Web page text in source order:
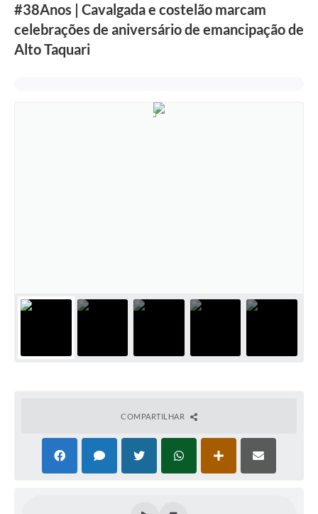
#38Anos | Cavalgada e costelão marcam
celebrações de aniversário de emancipação de
Alto Taquari
COMPARTILHAR